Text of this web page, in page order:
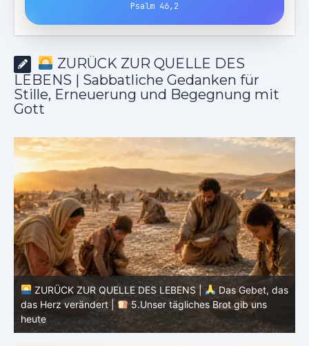
Psalm 46,2
ZURÜCK ZUR QUELLE DES
LEBENS | Sabbatliche Gedanken für
Stille, Erneuerung und Begegnung mit
Gott
ZURÜCK ZUR QUELLE DES LEBENS |
Das Gebet, das
das Herz verändert |
4.Dein Wille geschehe